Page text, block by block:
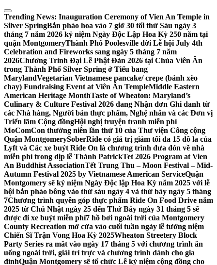
Skip
to
content
Trending News: Inauguration Ceremony of Vien An Temple in
Silver SpringBắn pháo hoa vào 7 giờ 30 tối thứ Sáu ngày 3
tháng 7 năm 2026 kỷ niệm Ngày Độc Lập Hoa Kỳ 250 năm tại
quận MontgomeryThành Phố Poolesville dời Lễ hội July 4th
Celebration and Fireworks sang ngày 5 tháng 7 năm
2026Chương Trình Đại Lễ Phật Đản 2026 tại Chùa Viên Ân
trong Thành Phố Silver Spring ở Tiểu bang
MarylandVegetarian Vietnamese pancake/ crepe (bánh xèo
chay) Fundraising Event at Viên Ân TempleMiddle Eastern
American Heritage MonthTaste of Wheaton: Maryland’s
Culinary & Culture Festival 2026 đang Nhận đơn Ghi danh từ
các Nhà hàng, Người bán thực phẩm, Nghệ nhân và các Đơn vị
Triển lãm Cộng đồngHội nghị truyện tranh miễn phí
MoComCon thường niên lần thứ 10 của Thư viện Công cộng
Quận MontgomerySoberRide có giá trị giảm tối đa 15 đô la của
Lyft và Các xe buýt Ride On là chương trình đưa đón về nhà
miễn phí trong dịp lễ Thánh PatrickTet 2026 Program at Vien
An Buddhist AssociationTết Trung Thu – Moon Festival – Mid-
Autumn Festival 2025 by Vietnamese American ServiceQuận
Montgomery sẽ kỷ niệm Ngày Độc lập Hoa Kỳ năm 2025 với lễ
hội bắn pháo bông vào thứ sáu ngày 4 và thứ bảy ngày 5 tháng
7Chương trình quyên góp thực phẩm Ride On Food Drive năm
2025 từ Chủ Nhật ngày 25 đến Thứ Bảy ngày 31 tháng 5 sẽ
được đi xe buýt miễn phí7 hồ bơi ngoài trời của Montgomery
County Recreation mở cửa vào cuối tuần ngày lễ tưởng niệm
Chiến Sĩ Trận Vong Hoa Kỳ 2025Wheaton Streetery Block
Party Series ra mắt vào ngày 17 tháng 5 với chương trình ăn
uống ngoài trời, giải trí trực và chương trình dành cho gia
đìnhQuận Montgomery sẽ tổ chức Lễ kỷ niệm cộng đồng cho